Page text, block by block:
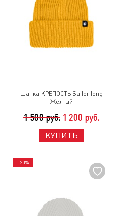
Шапка КРЕПОСТЬ Sailor long
Желтый
1 500 руб. 1 200 руб.
КУПИТЬ
- 20%